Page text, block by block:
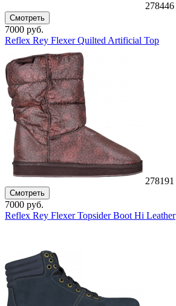
278446
Смотреть
7000 руб.
Reflex Rey Flexer Quilted Artificial Top
278191
Смотреть
7000 руб.
Reflex Rey Flexer Topsider Boot Hi Leather